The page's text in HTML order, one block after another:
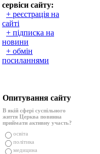
сервіси сайту:
+ реєстрація на
сайті
+ підписка на
новини
+ обмін
посиланнями
Опитування сайту
В якій сфері суспільного
життя Церква повинна
приймати активну участь?
освіта
політика
медицина